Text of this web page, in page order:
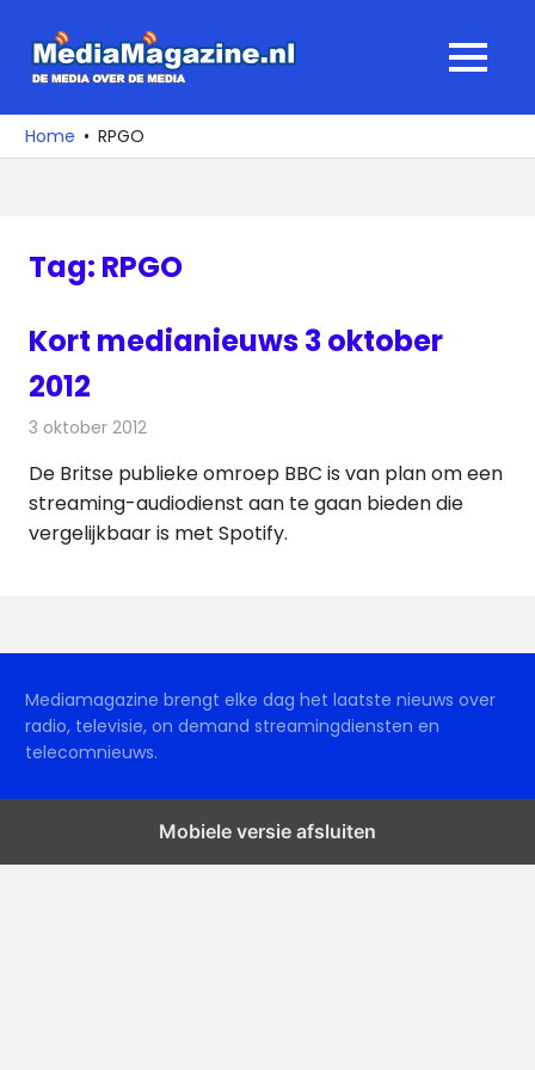
naar
media
over
MENU
Home RPGO
Tag: RPGO
Kort medianieuws 3 oktober
2012
3 oktober 2012
De Britse publieke omroep BBC is van plan om een
streaming-audiodienst aan te gaan bieden die
vergelijkbaar is met Spotify.
Mediamagazine brengt elke dag het laatste nieuws over
radio, televisie, on demand streamingdiensten en
telecomnieuws.
Mobiele versie afsluiten